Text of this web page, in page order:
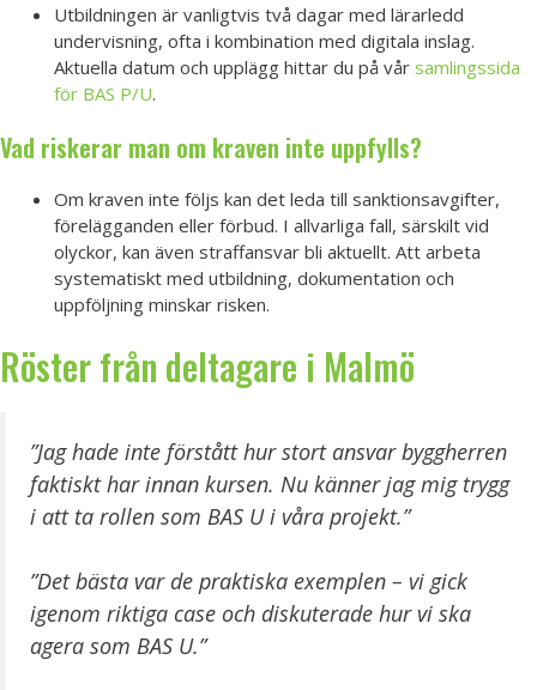
Utbildningen är vanligtvis två dagar med lärarledd
undervisning, ofta i kombination med digitala inslag.
Aktuella datum och upplägg hittar du på vår samlingssida
för BAS P/U.
Vad riskerar man om kraven inte uppfylls?
Om kraven inte följs kan det leda till sanktionsavgifter,
förelägganden eller förbud. I allvarliga fall, särskilt vid
olyckor, kan även straffansvar bli aktuellt. Att arbeta
systematiskt med utbildning, dokumentation och
uppföljning minskar risken.
Röster från deltagare i Malmö
”Jag hade inte förstått hur stort ansvar byggherren
faktiskt har innan kursen. Nu känner jag mig trygg
i att ta rollen som BAS U i våra projekt.”
”Det bästa var de praktiska exemplen – vi gick
igenom riktiga case och diskuterade hur vi ska
agera som BAS U.”